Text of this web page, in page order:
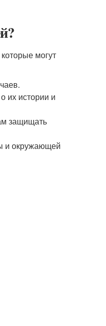
могут
их истории и
защищать
и окружающей